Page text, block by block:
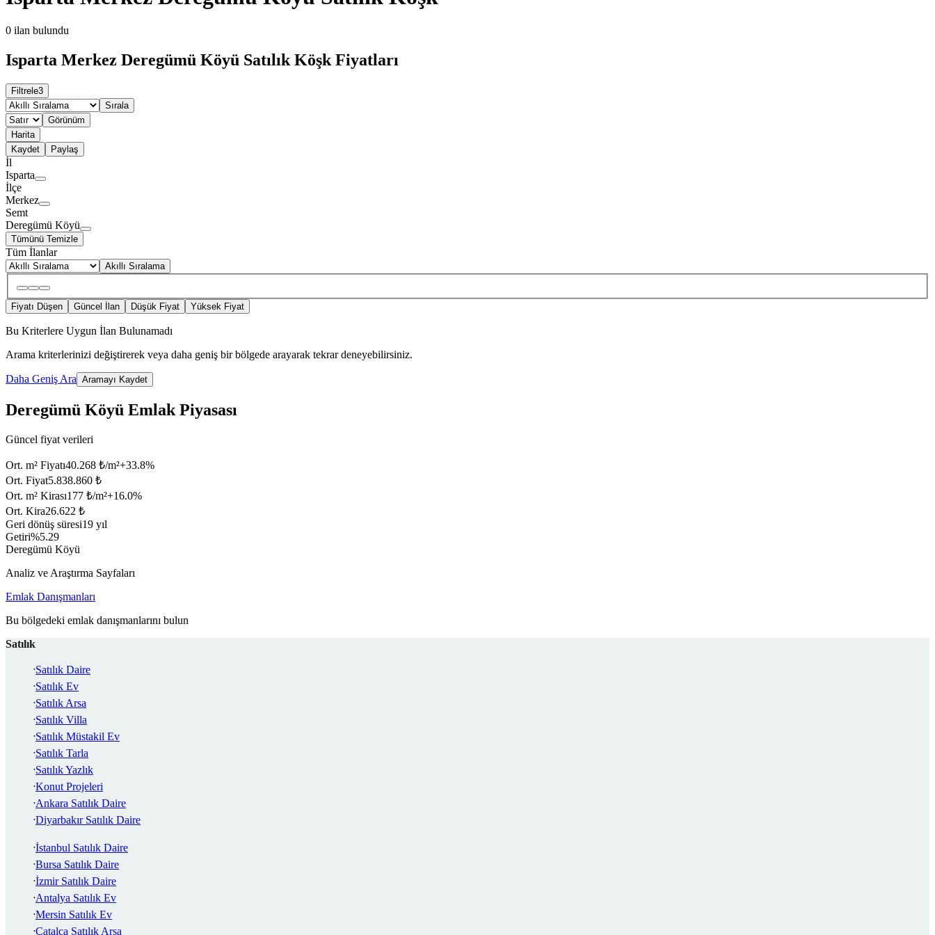
0 ilan bulundu
Isparta Merkez Deregümü Köyü Satılık Köşk Fiyatları
Filtrele3
Sırala
Görünüm
Harita
Kaydet
Paylaş
İl
Isparta
İlçe
Merkez
Semt
Deregümü Köyü
Tümünü Temizle
Tüm İlanlar
Akıllı Sıralama
Fiyatı Düşen Güncel İlan Düşük Fiyat Yüksek Fiyat
Bu Kriterlere Uygun İlan Bulunamadı
Arama kriterlerinizi değiştirerek veya daha geniş bir bölgede arayarak tekrar deneyebilirsiniz.
Daha Geniş Ara Aramayı Kaydet
Deregümü Köyü Emlak Piyasası
Güncel fiyat verileri
Ort. m² Fiyatı40.268 ₺/m²+33.8%
Ort. Fiyat5.838.860 ₺
Ort. m² Kirası177 ₺/m²+16.0%
Ort. Kira26.622 ₺
Geri dönüş süresi19 yıl
Getiri%5.29
Deregümü Köyü
Analiz ve Araştırma Sayfaları
Emlak Danışmanları
Bu bölgedeki emlak danışmanlarını bulun
Satılık
Satılık Daire
Satılık Ev
Satılık Arsa
Satılık Villa
Satılık Müstakil Ev
Satılık Tarla
Satılık Yazlık
Konut Projeleri
Ankara Satılık Daire
Diyarbakır Satılık Daire
İstanbul Satılık Daire
Bursa Satılık Daire
İzmir Satılık Daire
Antalya Satılık Ev
Mersin Satılık Ev
Çatalca Satılık Arsa